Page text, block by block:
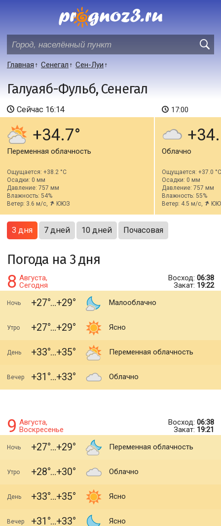
Главная Сенегал Сен-Луи
Галуаяб-Фульб, Сенегал
Сейчас 16:14
+34.7
Переменная облачность
Ощущается: +38.2 °C
Осадки: 0 мм
Давление: 757 мм
Влажность: 54%
Ветер: 3.6 м/с,
ЮЮЗ
17:00
Облачно
Ощущается: +37.0 °C
Осадки: 0 мм
Давление: 757 мм
Влажность: 55%
Ветер: 4.5 м/с,
3 дня 7 дней 10 дней Почасовая
Погода на 3 дня
8 Августа,
Сегодня
Восход: 06:38
Закат: 19:22
Ночь +27 +29 Малооблачно
Утро +27 +29 Ясно
День +33 +35 Переменная облачность
Вечер +31 +33 Облачно
9 Августа,
Воскресенье
Восход: 06:38
Закат: 19:21
Ночь +27 +29 Переменная облачность
Утро +28 +30 Облачно
День +33 +35 Ясно
Вечер +31 +33 Ясно